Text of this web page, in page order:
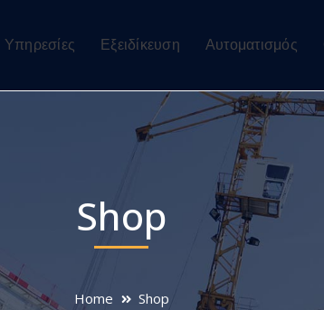
Υπηρεσίες Eξειδίκευση Αυτοματισμός
Shop
Home Shop